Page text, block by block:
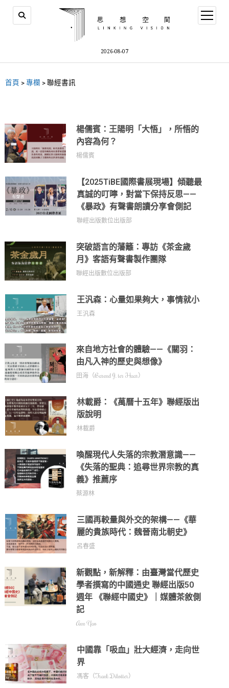
2026-08-07
首頁 >專欄 >聯經書訊
楊儒賓：王陽明「大悟」，所悟的
內容為何？
楊儒賓
【2025TiBE國際書展現場】傾聽最
真誠的叮嚀，對當下保持反思——
《暴政》有聲書朗讀分享會側記
聯經出版數位出版部
突破語言的藩籬：專訪《茶金歲
月》客語有聲書製作團隊
聯經出版數位出版部
王汎森：心量如果夠大，事情就小
王汎森
來自地方社會的體驗——《關羽：
由凡入神的歷史與想像》
田海（Barend J. ter Haar）
林載爵：《萬曆十五年》聯經版出
版說明
林載爵
喚醒現代人失落的宗教潛意識——
《失落的聖典：追尋世界宗教的真
義》推薦序
蔡源林
三國再較量與外交的架構——《華
麗的貴族時代：魏晉南北朝史》
呂春盛
新觀點，新解釋：由臺灣當代歷史
學者撰寫的中國通史 聯經出版50
週年 《聯經中國史》｜媒體茶敘側
記
Ann Yao
中國靠「吸血」壯大經濟，走向世
界
馮客（Frank Dikotter）